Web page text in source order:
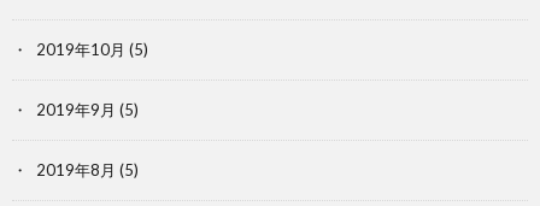
2019年10月 (5)
2019年9月 (5)
2019年8月 (5)